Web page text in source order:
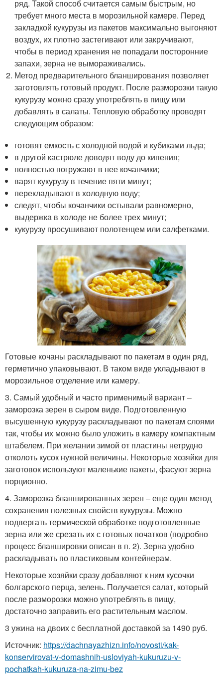
ряд. Такой способ считается самым быстрым, но
требует много места в морозильной камере. Перед
закладкой кукурузы из пакетов максимально выгоняют
воздух, их плотно застегивают или закручивают,
чтобы в период хранения не попадали посторонние
запахи, зерна не вымораживались.
Метод предварительного бланширования позволяет
заготовлять готовый продукт. После разморозки такую
кукурузу можно сразу употреблять в пищу или
добавлять в салаты. Тепловую обработку проводят
следующим образом:
готовят емкость с холодной водой и кубиками льда;
в другой кастрюле доводят воду до кипения;
полностью погружают в нее кочанчики;
варят кукурузу в течение пяти минут;
перекладывают в холодную воду;
следят, чтобы кочанчики остывали равномерно,
выдержка в холоде не более трех минут;
кукурузу просушивают полотенцем или салфетками.
Готовые кочаны раскладывают по пакетам в один ряд,
герметично упаковывают. В таком виде укладывают в
морозильное отделение или камеру.
3. Самый удобный и часто применимый вариант –
заморозка зерен в сыром виде. Подготовленную
высушенную кукурузу раскладывают по пакетам слоями
так, чтобы их можно было уложить в камеру компактным
штабелем. При желании зимой от пластины нетрудно
отколоть кусок нужной величины. Некоторые хозяйки для
заготовок используют маленькие пакеты, фасуют зерна
порционно.
4. Заморозка бланшированных зерен – еще один метод
сохранения полезных свойств кукурузы. Можно
подвергать термической обработке подготовленные
зерна или же срезать их с готовых початков (подробно
процесс бланшировки описан в п. 2). Зерна удобно
раскладывать по пластиковым контейнерам.
Некоторые хозяйки сразу добавляют к ним кусочки
болгарского перца, зелень. Получается салат, который
после разморозки можно употреблять в пищу,
достаточно заправить его растительным маслом.
3 ужина на двоих с бесплатной доставкой за 1490 руб.
Источник: https://dachnayazhizn.info/novosti/kak-
konservirovat-v-domashnih-usloviyah-kukuruzu-v-
pochatkah-kukuruza-na-zimu-bez